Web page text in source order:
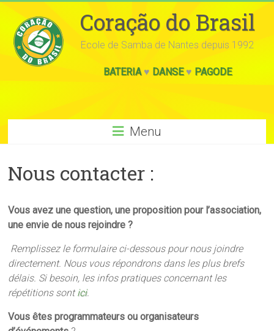
Coração do Brasil
Ecole de Samba de Nantes depuis 1992
BATERIA♥ DANSE♥ PAGODE
Menu
Nous contacter :
Vous avez une question, une proposition pour l’association,
une envie de nous rejoindre ?
Remplissez le formulaire ci-dessous pour nous joindre
directement. Nous vous répondrons dans les plus brefs
délais. Si besoin, les infos pratiques concernant les
répétitions sontici.
Vous êtes programmateurs ou organisateurs